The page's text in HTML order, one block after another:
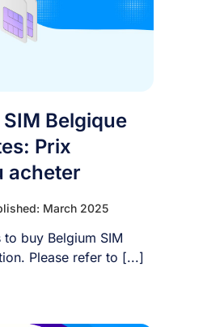
Belgique
Prix
acheter
March 2025
buy Belgium SIM
Please refer to [...]